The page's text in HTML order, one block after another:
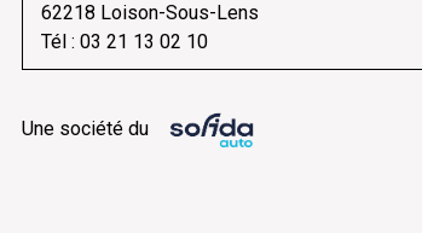
62218 Loison-Sous-Lens
Tél :03 21 13 02 10
Une société du